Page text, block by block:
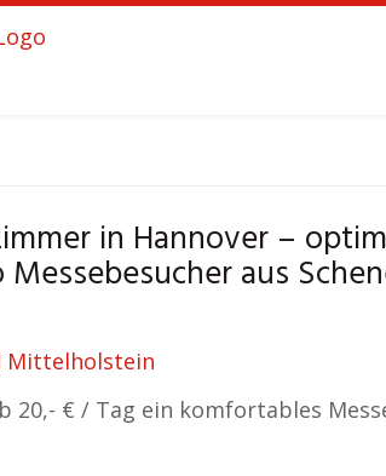
Schenefeld
in Hannover –
aus
20,- € / Tag ein komfortables